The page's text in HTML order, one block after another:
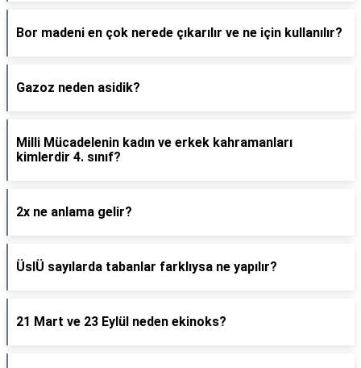
Bor madeni en çok nerede çıkarılır ve ne için kullanılır?
Gazoz neden asidik?
Milli Mücadelenin kadın ve erkek kahramanları
kimlerdir 4. sınıf?
2x ne anlama gelir?
ÜslÜ sayılarda tabanlar farklıysa ne yapılır?
21 Mart ve 23 Eylül neden ekinoks?